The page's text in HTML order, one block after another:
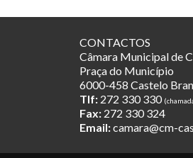
CONTACTOS
Câmara Municipal de
Praça do Município
6000-458 Castelo
Tlf: 272 330 330
Fax: 272 330 324
Email:camara@cm-